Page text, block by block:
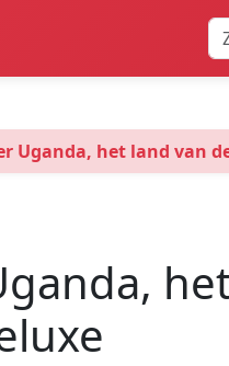
Uganda, het land van